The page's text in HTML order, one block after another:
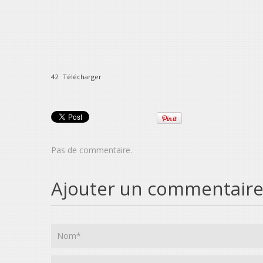
42 Télécharger
Pas de commentaire.
Ajouter un commentaire